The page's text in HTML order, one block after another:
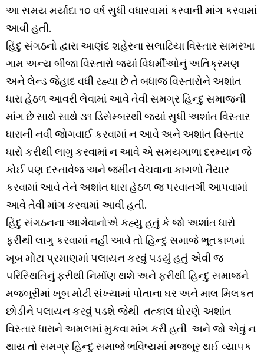
આ સમય મર્યાદા ૧૦ વર્ષ સુધી વધારવામાં કરવાની માંગ કરવામાં
આવી હતી.
હિંદુ સંગઠનો દ્વારા આણંદ શહેરના સલાટિયા વિસ્તાર સામરખા
ગામ અન્ય બીજા વિસ્તારો જ્યાં વિધર્મીઓનું અતિક્રમણ
અને લેન્ડ જેહાદ વધી રહ્યા છે તે બધાજ વિસ્તારોને અશાંત
ધારા હેઠળ આવરી લેવામાં આવે તેવી સમગ્ર હિન્દુ સમાજની
માંગ છે સાથે સાથે ૩૧ ડિસેમ્બરથી જ્યાં સુધી અશાંત વિસ્તાર
ધારાની નવી જોગવાઈ કરવામાં ન આવે અને અશાંત વિસ્તાર
ધારો કરીથી લાગુ કરવામાં ન આવે એ સમયગાળા દરમ્યાન જે
કોઈ પણ દસ્તાવેજ અને જમીન વેચવાના કાગળો તૈયાર
કરવામાં આવે તેને અશાંત ધારા હેઠળ જ પરવાનગી આપવામાં
આવે તેવી માંગ કરવામાં આવી હતી.
હિંદુ સંગઠનના આગેવાનોએ કહ્યુ હતું કે જો અશાંત ધારો
ફરીથી લાગુ કરવામાં નહીં આવે તો હિન્દુ સમાજે ભૂતકાળમાં
ખૂબ મોટા પ્રમાણમાં પલાયન કરવું પડયું હતું એવી જ
પરિસ્થિતિનું ફરીથી નિર્માણ થશે અને ફરીથી હિન્દુ સમાજને
મજબૂરીમાં ખૂબ મોટી સંખ્યામાં પોતાના ઘર અને માલ મિલકત
છોડીને પલાયન કરવું પડશે જેથી તત્કાલ ધોરણે અશાંત
વિસ્તાર ધારાને અમલમાં મુકવા માંગ કરી હતી અને જો એવું ન
થાય તો સમગ્ર હિન્દુ સમાજે ભવિષ્યમાં મજબૂર થઈ વ્યાપક